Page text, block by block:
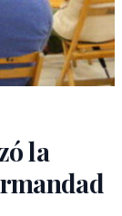
la